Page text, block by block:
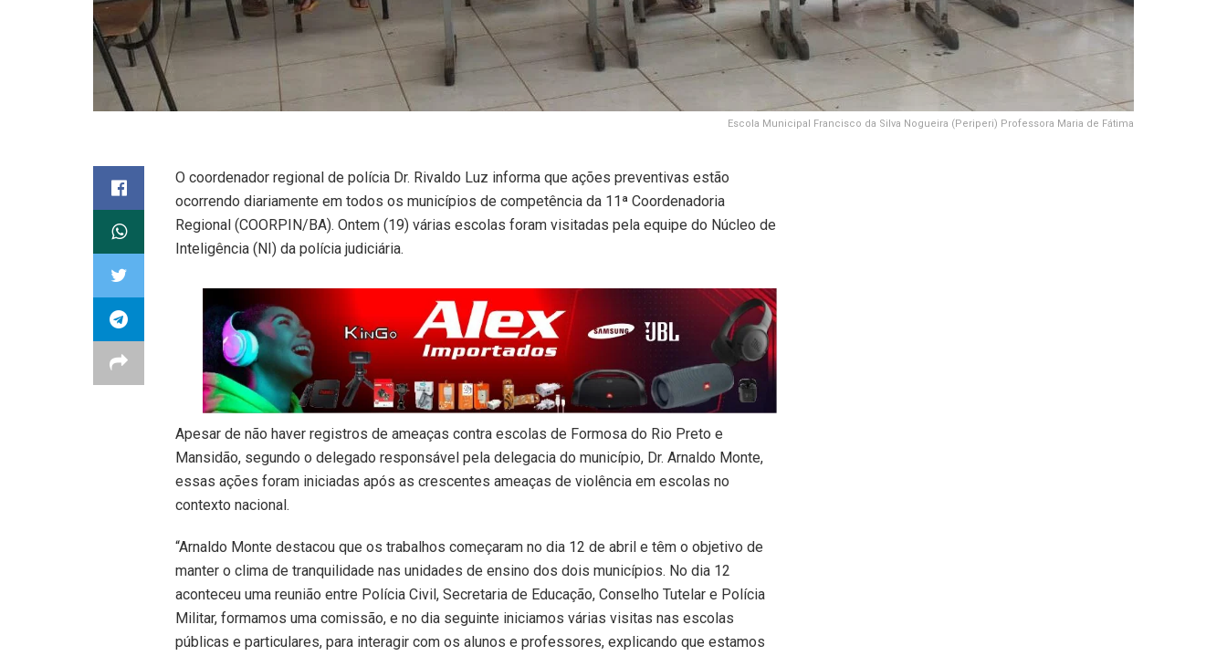
Escola Municipal Francisco da Silva Nogueira (Periperi) Professora Maria de Fátima
O coordenador regional de polícia Dr. Rivaldo Luz informa que ações preventivas estão
ocorrendo diariamente em todos os municípios de competência da 11ª Coordenadoria
Regional (COORPIN/BA). Ontem (19) várias escolas foram visitadas pela equipe do Núcleo de
Inteligência (NI) da polícia judiciária.
Apesar de não haver registros de ameaças contra escolas de Formosa do Rio Preto e
Mansidão, segundo o delegado responsável pela delegacia do município, Dr. Arnaldo Monte,
essas ações foram iniciadas após as crescentes ameaças de violência em escolas no
contexto nacional.
“Arnaldo Monte destacou que os trabalhos começaram no dia 12 de abril e têm o objetivo de
manter o clima de tranquilidade nas unidades de ensino dos dois municípios. No dia 12
aconteceu uma reunião entre Polícia Civil, Secretaria de Educação, Conselho Tutelar e Polícia
Militar, formamos uma comissão, e no dia seguinte iniciamos várias visitas nas escolas
públicas e particulares, para interagir com os alunos e professores, explicando que estamos